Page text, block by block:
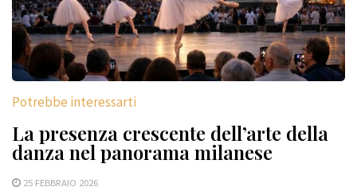
Potrebbe interessarti
La presenza crescente dell’arte della
danza nel panorama milanese
25 FEBBRAIO 2026